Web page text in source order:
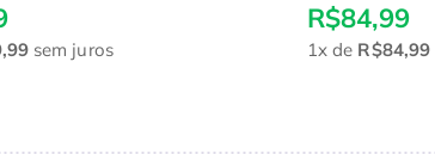
sem juros
R$84,99
1x de R$84,99